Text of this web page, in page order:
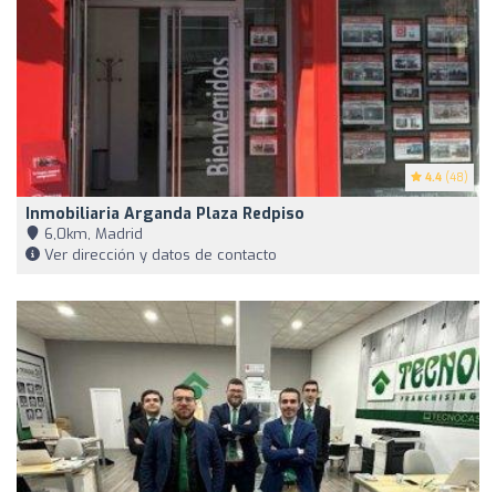
4.4 (48)
Inmobiliaria Arganda Plaza Redpiso
6,0km, Madrid
Ver dirección y datos de contacto